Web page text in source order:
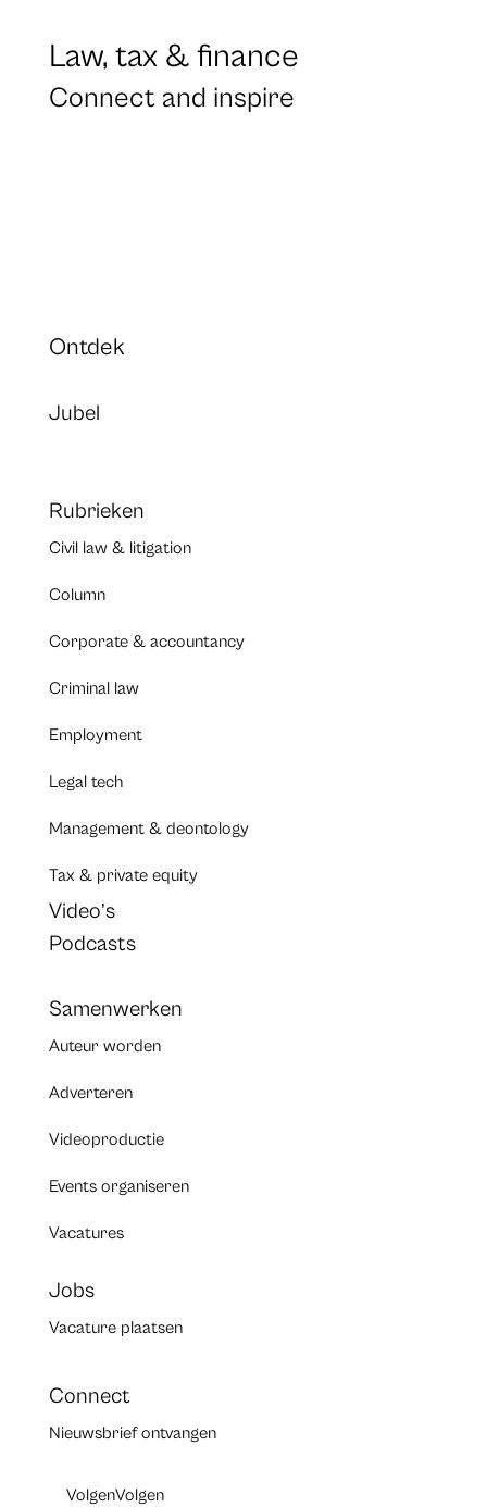
Law, tax & finance
Connect and inspire
Ontdek
Jubel
Rubrieken
Civil law & litigation
Column
Corporate & accountancy
Criminal law
Employment
Legal tech
Management & deontology
Tax & private equity
Video’s
Podcasts
Samenwerken
Auteur worden
Adverteren
Videoproductie
Events organiseren
Vacatures
Jobs
Vacature plaatsen
Connect
Nieuwsbrief ontvangen
VolgenVolgen